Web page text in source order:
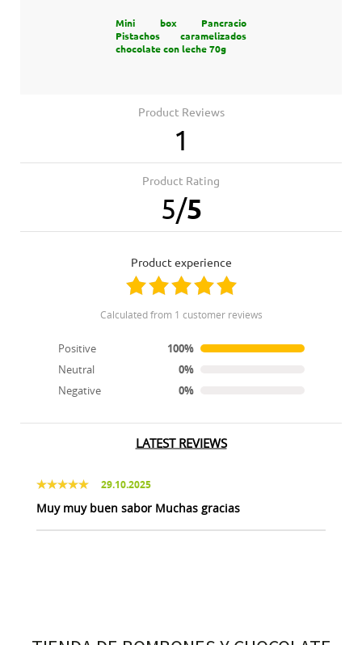
Mini box Pancracio
Pistachos caramelizados
chocolate con leche 70g
Product Reviews
1
Product Rating
5/5
product experience
calculated from 1 customer reviews
Positive
100%
Neutral
0%
Negative
0%
LATEST REVIEWS
29.10.2025
Muy muy buen sabor Muchas gracias